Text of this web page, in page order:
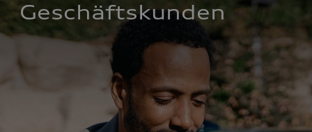
Geschäftskunden